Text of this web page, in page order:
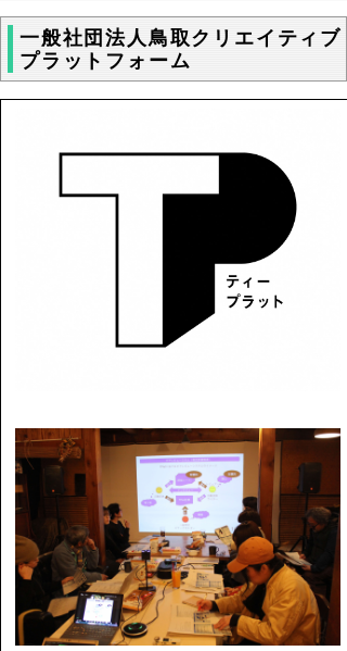
一般社団法人鳥取クリエイティブ
プラットフォーム